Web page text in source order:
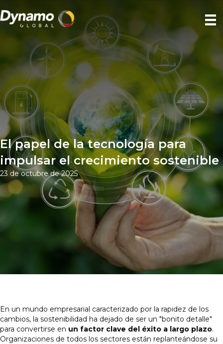
El papel de la tecnología para
impulsar el crecimiento sostenible
23 de octubre de 2025
En un mundo empresarial caracterizado por la rapidez de los
cambios, la sostenibilidad ha dejado de ser un "bonito detalle"
para convertirse en un factor clave del éxito a largo plazo.
Organizaciones de todos los sectores están replanteándose su